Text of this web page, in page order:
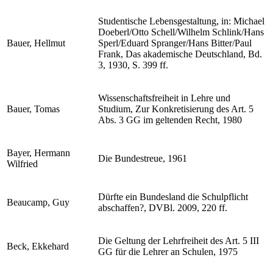
Bauer, Hellmut
Studentische Lebensgestaltung, in: Michael
Doeberl/Otto Schell/Wilhelm Schlink/Hans
Sperl/Eduard Spranger/Hans Bitter/Paul
Frank, Das akademische Deutschland, Bd.
3, 1930, S. 399 ff.
Bauer, Tomas
Wissenschaftsfreiheit in Lehre und
Studium, Zur Konkretisierung des Art. 5
Abs. 3 GG im geltenden Recht, 1980
Bayer, Hermann
Wilfried
Die Bundestreue, 1961
Beaucamp, Guy
Dürfte ein Bundesland die Schulpflicht
abschaffen?, DVBl. 2009, 220 ff.
Beck, Ekkehard
Die Geltung der Lehrfreiheit des Art. 5 III
GG für die Lehrer an Schulen, 1975